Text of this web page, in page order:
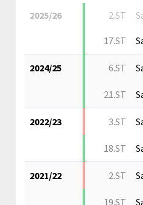
2025/26 2.ST
17.ST
2024/25 6.ST
21.ST
2022/23 3.ST
18.ST
2021/22 2.ST
19.ST